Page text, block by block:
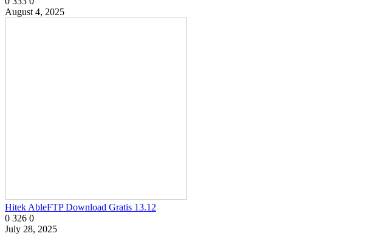
August 4, 2025
Hitek AbleFTP Download Gratis 13.12
0 326 0
July 28, 2025